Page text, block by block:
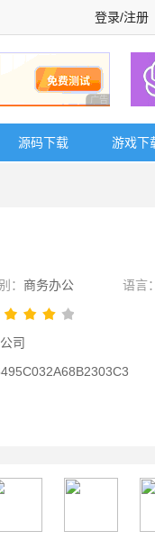
登录/注册
广告 商业广告
源码下载 游戏下
： 商务办公 语言：
司